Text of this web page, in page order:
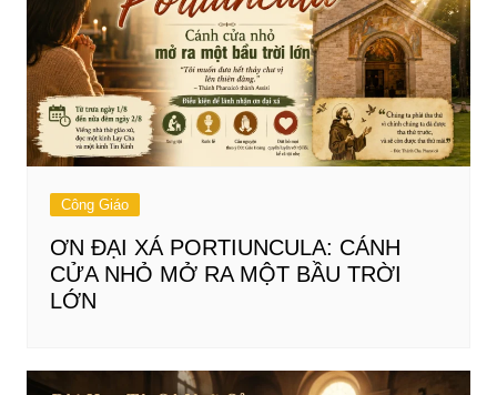
Công Giáo
ƠN ĐẠI XÁ PORTIUNCULA: CÁNH
CỬA NHỎ MỞ RA MỘT BẦU TRỜI
LỚN